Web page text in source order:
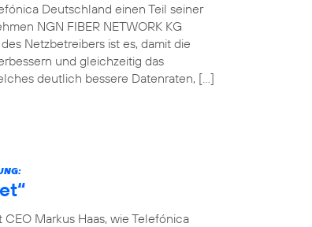
Deutschland einen Teil seiner
NGN FIBER NETWORK KG
Netzbetreibers ist es, damit die
und gleichzeitig das
deutlich bessere Datenraten, […]
Markus Haas, wie Telefónica